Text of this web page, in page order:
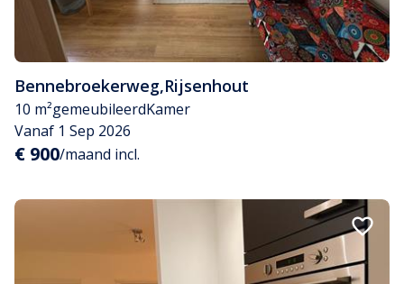
Bennebroekerweg,Rijsenhout
10 m²gemeubileerdKamer
Vanaf 1 Sep 2026
€ 900/maand incl.